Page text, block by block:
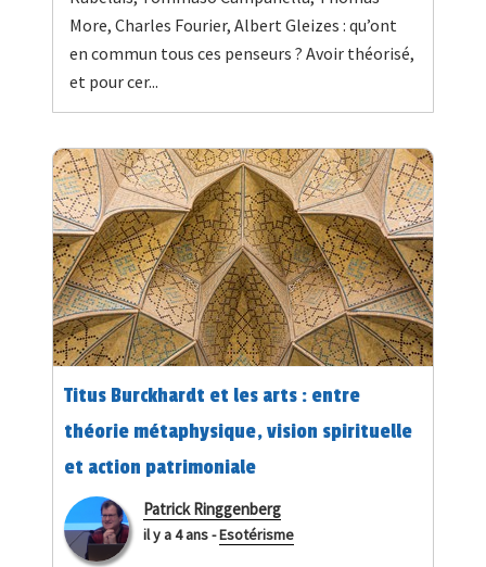
More, Charles Fourier, Albert Gleizes : qu’ont
en commun tous ces penseurs ? Avoir théorisé,
et pour cer...
Titus Burckhardt et les arts : entre
théorie métaphysique, vision spirituelle
et action patrimoniale
Patrick Ringgenberg
il y a 4 ans-Esotérisme